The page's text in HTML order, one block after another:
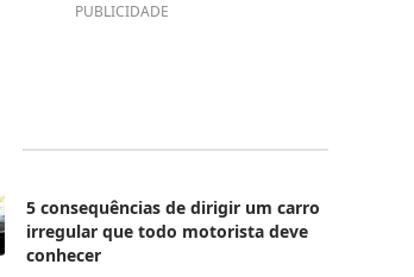
PUBLICIDADE
5 consequências de dirigir um carro
irregular que todo motorista deve
conhecer